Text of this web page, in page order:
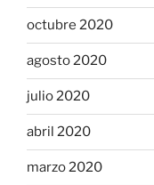
octubre 2020
agosto 2020
julio 2020
abril 2020
marzo 2020